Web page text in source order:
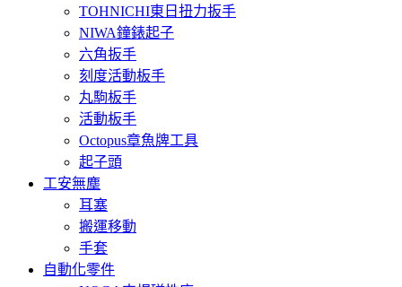
TOHNICHI東日扭力扳手
NIWA鐘錶起子
六角扳手
刻度活動板手
丸駒板手
活動板手
Octopus章魚牌工具
起子頭
工安無塵
耳塞
搬運移動
手套
自動化零件